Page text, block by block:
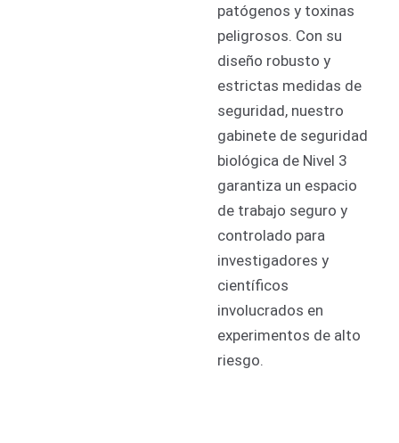
patógenos y toxinas
peligrosos. Con su
diseño robusto y
estrictas medidas de
seguridad, nuestro
gabinete de seguridad
biológica de Nivel 3
garantiza un espacio
de trabajo seguro y
controlado para
investigadores y
científicos
involucrados en
experimentos de alto
riesgo.